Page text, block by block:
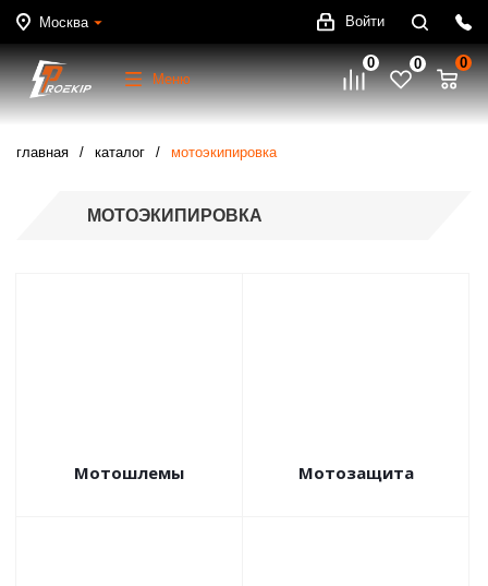
Москва Войти
Меню
0 0 0
главная каталог мотоэкипировка
МОТОЭКИПИРОВКА
Мотошлемы Мотозащита